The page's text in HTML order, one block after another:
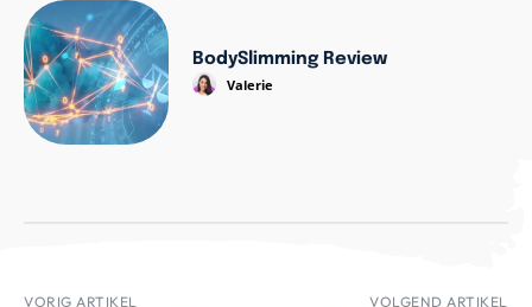
BodySlimming Review
Valerie
VORIG ARTIKEL VOLGEND ARTIKEL